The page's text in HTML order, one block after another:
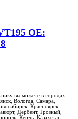
OE:
вы можете в городах:
Вологда, Самара,
Красноярск,
Дербент, Грозный,
Керчь, Казахстан: